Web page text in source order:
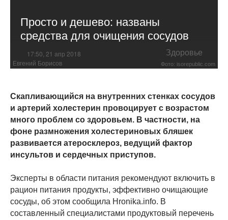
Просто и дешево: названы
средства для очищения сосудов
17:50, 21 апр 2018 Здоровье
Евгений Борисов Фото: isorepublic.com
Скапливающийся на внутренних стенках сосудов
и артерий холестерин провоцирует с возрастом
много проблем со здоровьем. В частности, на
фоне размножения холестериновых бляшек
развивается атеросклероз, ведущий фактор
инсультов и сердечных приступов.
Эксперты в области питания рекомендуют включить в
рацион питания продукты, эффективно очищающие
сосуды, об этом сообщила Hronika.info. В
составленный специалистами продуктовый перечень